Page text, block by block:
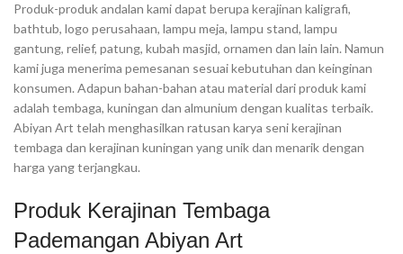
Produk-produk andalan kami dapat berupa kerajinan kaligrafi,
bathtub, logo perusahaan, lampu meja, lampu stand, lampu
gantung, relief, patung, kubah masjid, ornamen dan lain lain. Namun
kami juga menerima pemesanan sesuai kebutuhan dan keinginan
konsumen. Adapun bahan-bahan atau material dari produk kami
adalah tembaga, kuningan dan almunium dengan kualitas terbaik.
Abiyan Art telah menghasilkan ratusan karya seni kerajinan
tembaga dan kerajinan kuningan yang unik dan menarik dengan
harga yang terjangkau.
Produk Kerajinan Tembaga
Pademangan Abiyan Art